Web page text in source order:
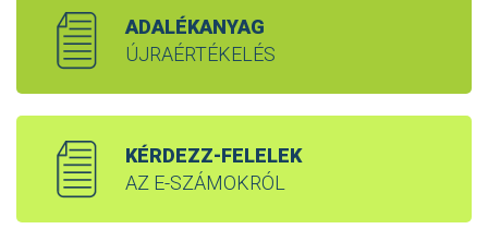
ADALÉKANYAG
ÚJRAÉRTÉKELÉS
KÉRDEZZ-FELELEK
AZ E-SZÁMOKRÓL